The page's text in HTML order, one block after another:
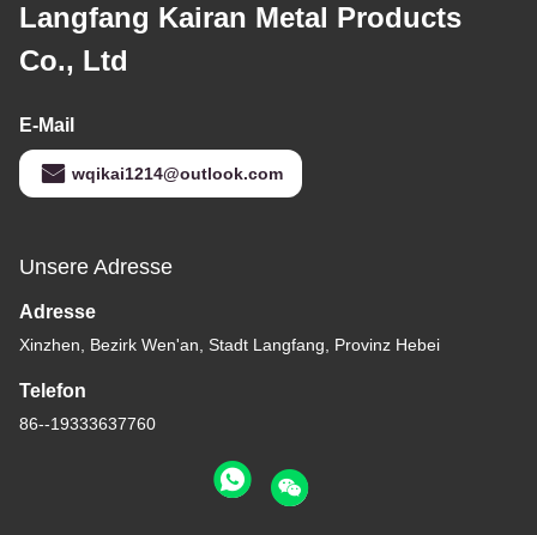
Langfang Kairan Metal Products
Co., Ltd
E-Mail
wqikai1214@outlook.com
Unsere Adresse
Adresse
Xinzhen, Bezirk Wen'an, Stadt Langfang, Provinz Hebei
Telefon
86--19333637760